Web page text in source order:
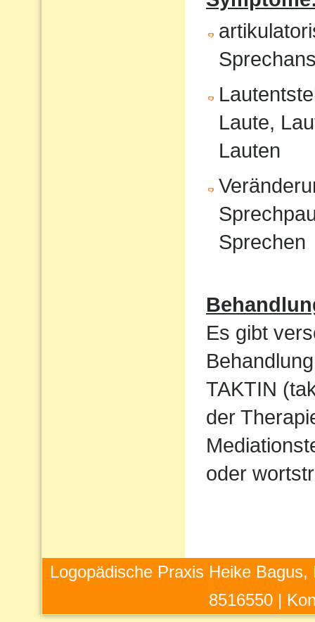
Laute,
Lauten
Sprechen
Es gibt
TAKTIN
der
oder
Logopädische Praxis Heike
8516550 |